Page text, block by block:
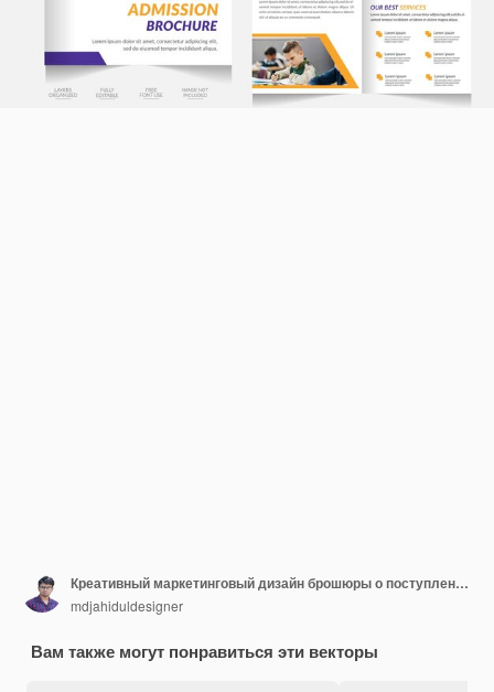
Креативный маркетинговый дизайн брошюры о поступлении в школу или брошюра о поступлении в школу
mdjahiduldesigner
Вам также могут понравиться эти векторы